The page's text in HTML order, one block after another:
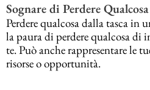
Sognare di Perdere
Perdere qualcosa dalla tasca in
la paura di perdere qualcosa di
te. Può anche rappresentare le
risorse o opportunità.